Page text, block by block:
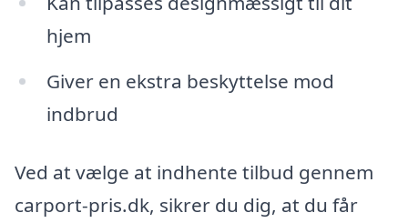
hjem
Giver en ekstra beskyttelse mod
indbrud
Ved at vælge at indhente tilbud gennem
carport-pris.dk, sikrer du dig, at du får